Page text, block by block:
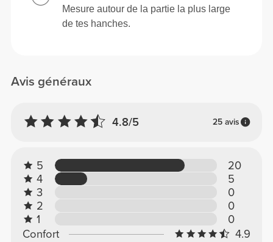
Avis généraux
4.8/5 25 avis
5
20
4
5
3
0
2
0
1
0
Confort
4.9
Mesure autour de la partie la plus large
de tes hanches.